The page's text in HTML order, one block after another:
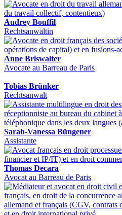
Audrey Bouffil
Rechtsanwältin
Anne Briswalter
Avocate au Barreau de Paris
Tobias Brünker
Rechtsanwalt
Sarah-Vanessa Büngener
Assistante
Thomas Decara
Avocat au Barreau de Paris